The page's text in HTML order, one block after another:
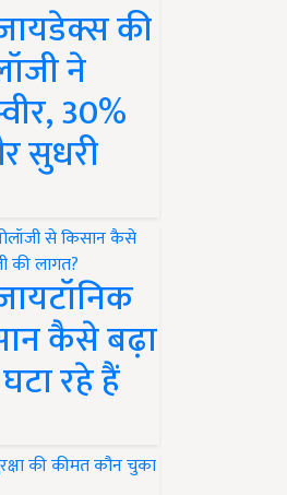
की
ने
30%
सुधरी
कैसे बढ़ा
रहे हैं